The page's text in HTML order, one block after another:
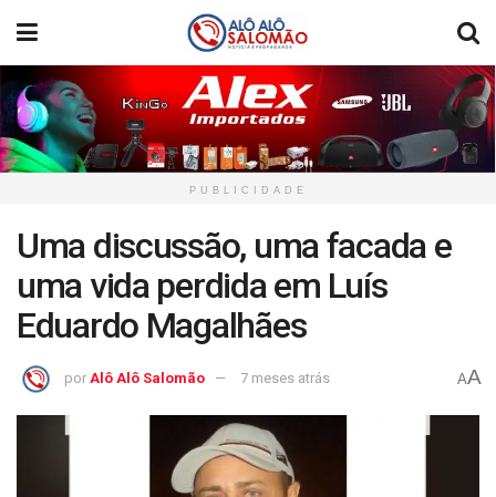
PUBLICIDADE
Uma discussão, uma facada e
uma vida perdida em Luís
Eduardo Magalhães
por Alô Alô Salomão 7 meses atrás AA